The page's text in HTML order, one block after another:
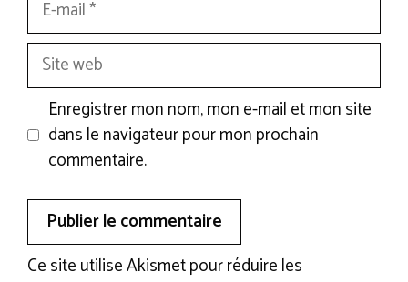
mail
Site
web
Enregistrer mon nom, mon e-mail et mon site
dans le navigateur pour mon prochain
commentaire.
Ce site utilise Akismet pour réduire les